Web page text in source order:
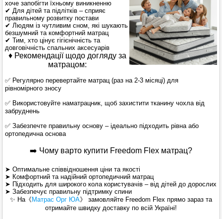
хоче запобігти їхньому виникненню
✔ Для дітей та підлітків – сприяє
правильному розвитку постави
✔ Людям із чутливим сном, які шукають
безшумний та комфортний матрац
✔ Тим, хто цінує гігієнічність та
довговічність спальних аксесуарів
♦ Рекомендації щодо догляду за
матрацом:
✅ Регулярно перевертайте матрац (раз на 2-3 місяці) для
рівномірного зносу
✅ Використовуйте наматрацник, щоб захистити тканину чохла від
забруднень
✅ Забезпечте правильну основу – ідеально підходить рівна або
ортопедична основа
➡️ Чому варто купити Freedom Flex матрац?
➤ Оптимальне співвідношення ціни та якості
➤ Комфортний та надійний ортопедичний матрац
➤ Підходить для широкого кола користувачів – від дітей до дорослих
➤ Забезпечує правильну підтримку спини
✨ На《 Матрас Орг ЮА》 замовляйте Freedom Flex прямо зараз та
отримайте швидку доставку по всій Україні!